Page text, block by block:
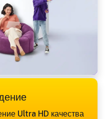
Ultra HD качества